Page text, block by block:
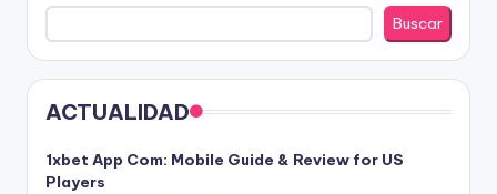
Buscar
ACTUALIDAD
1xbet App Com: Mobile Guide & Review for US
Players